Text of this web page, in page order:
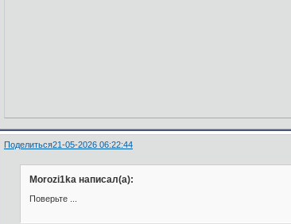
Поделиться21-05-2026 06:22:44
Morozi1ka написал(а):
Поверьте ...